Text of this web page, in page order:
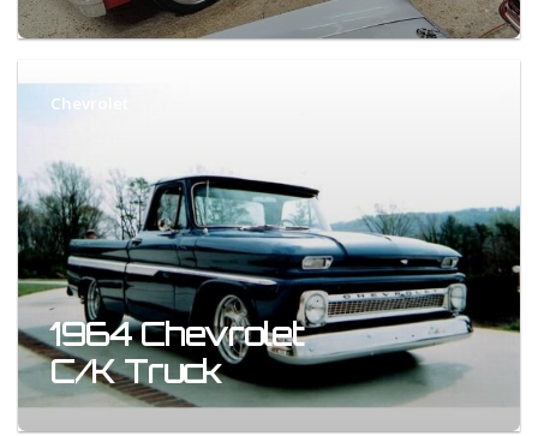
Chevrolet
1964 Chevrolet
C/K Truck